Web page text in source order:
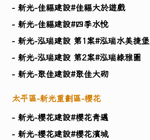
- 新光-佳福建設#佳福大於遊戲
- 新光-佳福建設#四季水悅
- 新光-泓瑞建設 第1案#泓瑞水美捷堡
- 新光-泓瑞建設 第2案#泓瑞綠雅圖
- 新光-聚佳建設#聚佳大砌
太平區-新光重劃區-櫻花
- 新光-櫻花建設#櫻花青邁
- 新光-櫻花建設#櫻花濱城